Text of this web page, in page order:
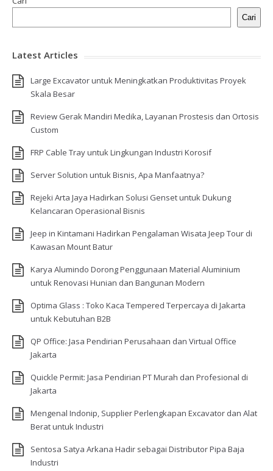
Cari
Latest Articles
Large Excavator untuk Meningkatkan Produktivitas Proyek
Skala Besar
Review Gerak Mandiri Medika, Layanan Prostesis dan Ortosis
Custom
FRP Cable Tray untuk Lingkungan Industri Korosif
Server Solution untuk Bisnis, Apa Manfaatnya?
Rejeki Arta Jaya Hadirkan Solusi Genset untuk Dukung
Kelancaran Operasional Bisnis
Jeep in Kintamani Hadirkan Pengalaman Wisata Jeep Tour di
Kawasan Mount Batur
Karya Alumindo Dorong Penggunaan Material Aluminium
untuk Renovasi Hunian dan Bangunan Modern
Optima Glass : Toko Kaca Tempered Terpercaya di Jakarta
untuk Kebutuhan B2B
QP Office: Jasa Pendirian Perusahaan dan Virtual Office
Jakarta
Quickle Permit: Jasa Pendirian PT Murah dan Profesional di
Jakarta
Mengenal Indonip, Supplier Perlengkapan Excavator dan Alat
Berat untuk Industri
Sentosa Satya Arkana Hadir sebagai Distributor Pipa Baja
Industri